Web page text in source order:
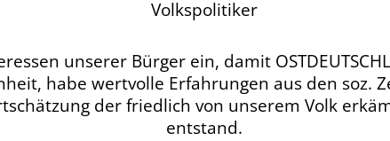
Volkspolitiker
unserer Bürger ein, damit
habe wertvolle Erfahrungen aus den soz.
der friedlich von unserem Volk
entstand.